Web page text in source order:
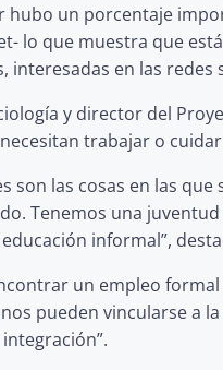
hubo un porcentaje
lo que muestra que
en las redes
y director del
trabajar o
son las cosas en las
Tenemos una
informal”,
un empleo
pueden vincularse a